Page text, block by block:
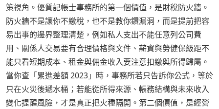
策視角。優質記帳士事務所的第一個價值，是財稅防火牆。
防火牆不是讓你不繳稅，也不是教你鑽漏洞，而是提前把容
易出事的邊界整理清楚，例如私人支出不能任意列公司費
用、關係人交易要有合理價格與文件、薪資與勞健保級距不
能只看短期成本、租金與佣金收入要注意扣繳與所得歸屬。
當你查「累進差額 2023」時，事務所若只告訴你公式，等於
只在火災後遞水桶；若能從所得來源、帳務結構與未來收入
變化提醒風險，才是真正把火種隔開。第二個價值，是經營